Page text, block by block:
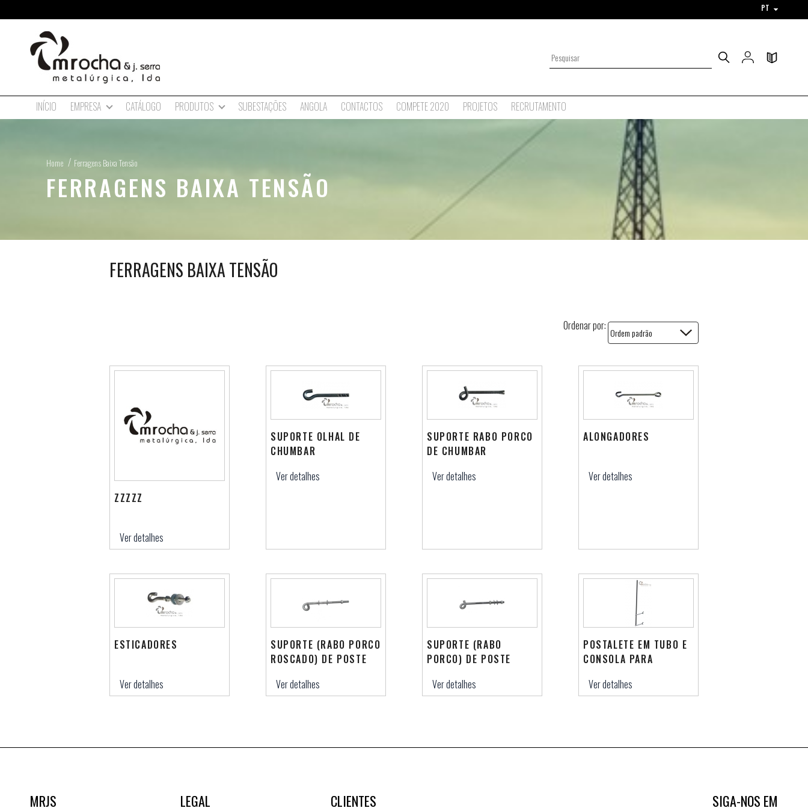
PT
INÍCIO
CATÁLOGO
SUBESTAÇÕES ANGOLA CONTACTOS COMPETE 2020 PROJETOS RECRUTAMENTO
Home Ferragens Baixa Tensão
FERRAGENS BAIXA TENSÃO
FERRAGENS BAIXA TENSÃO
Ordenar por:
ZZZZZ
Ver detalhes
SUPORTE OLHAL DE
CHUMBAR
Ver detalhes
SUPORTE RABO PORCO
DE CHUMBAR
Ver detalhes
ALONGADORES
Ver detalhes
ESTICADORES
Ver detalhes
SUPORTE (RABO PORCO
ROSCADO) DE POSTE
Ver detalhes
SUPORTE (RABO
PORCO) DE POSTE
Ver detalhes
POSTALETE EM TUBO E
CONSOLA PARA
Ver detalhes
MRJS LEGAL CLIENTES SIGA-NOS EM